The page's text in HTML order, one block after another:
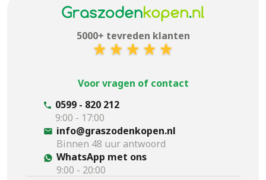
5000+ tevreden klanten
Voor vragen of contact
0599 - 820 212
9:00 - 17:00
info@graszodenkopen.nl
Binnen 48 uur antwoord
WhatsApp met ons
9:00 - 20:00